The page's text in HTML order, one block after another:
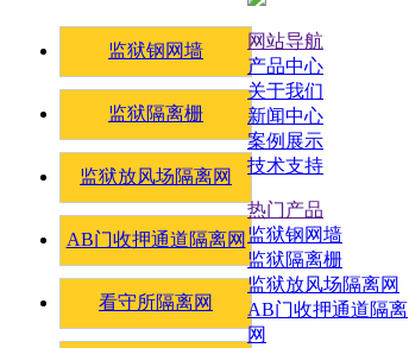
监狱钢网墙
监狱隔离栅
监狱放风场隔离网
AB门收押通道隔离网
看守所隔离网
网站导航
产品中心
关于我们
新闻中心
案例展示
技术支持
热门产品
监狱钢网墙
监狱隔离栅
监狱放风场隔离网
AB门收押通道隔离
网